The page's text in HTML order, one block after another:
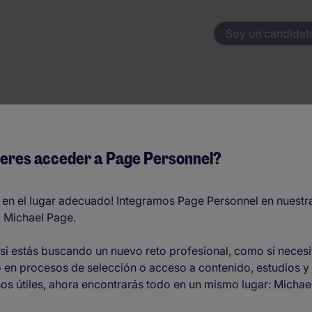
Soy un
C#/Python)-
EUR45.000 por año
acceder a Page Personnel?
en el lugar adecuado! Integramos Page Personnel en
Michael Page.
estás buscando un nuevo reto profesional, como si
en procesos de selección o acceso a contenido, estudios y
útiles, ahora encontrarás todo en un mismo lugar: